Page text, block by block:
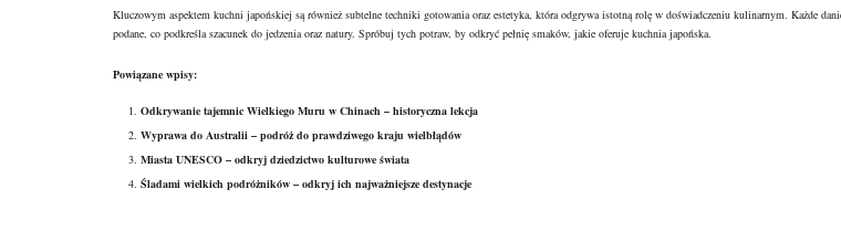
Kluczowym aspektem kuchni japońskiej są również subtelne techniki gotowania oraz estetyka, która odgrywa istotną rolę w doświadczeniu kulinarnym. Każde
podane, co podkreśla szacunek do jedzenia oraz natury. Spróbuj tych potraw, by odkryć pełnię smaków, jakie oferuje kuchnia japońska.
Powiązane wpisy:
Odkrywanie tajemnic Wielkiego Muru w Chinach – historyczna lekcja
Wyprawa do Australii – podróż do prawdziwego kraju wielbłądów
Miasta UNESCO – odkryj dziedzictwo kulturowe świata
Śladami wielkich podróżników – odkryj ich najważniejsze destynacje